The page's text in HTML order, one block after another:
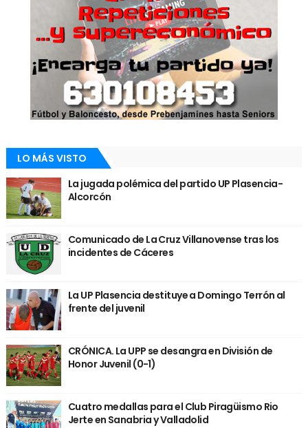
LO MÁS VISTO
La jugada polémica del partido UP Plasencia-
Alcorcón
Comunicado de La Cruz Villanovense tras los
incidentes de Cáceres
La UP Plasencia destituye a Domingo Terrón al
frente del juvenil
CRÓNICA. La UPP se desangra en División de
Honor Juvenil (0-1)
Cuatro medallas para el Club Piragüismo Rio
Jerte en Sanabria y Valladolid